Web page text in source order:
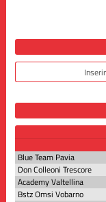
Blue Team Pavia
Don Colleoni Trescore
Academy Valtellina
Bstz Omsi Vobarno